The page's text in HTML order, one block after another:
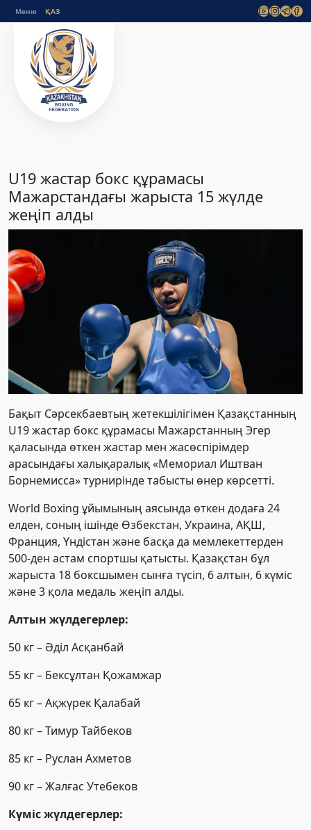
Меню
U19 жастар бокс құрамасы
Мажарстандағы жарыста 15 жүлде
жеңіп алды
Бақыт Сәрсекбаевтың жетекшілігімен Қазақстанның
U19 жастар бокс құрамасы Мажарстанның Эгер
қаласында өткен жастар мен жасөспірімдер
арасындағы халықаралық «Мемориал Иштван
Борнемисса» турнирінде табысты өнер көрсетті.
World Boxing ұйымының аясында өткен додаға 24
елден, соның ішінде Өзбекстан, Украина, АҚШ,
Франция, Үндістан және басқа да мемлекеттерден
500-ден астам спортшы қатысты. Қазақстан бұл
жарыста 18 боксшымен сынға түсіп, 6 алтын, 6 күміс
және 3 қола медаль жеңіп алды.
Алтын жүлдегерлер:
50 кг – Әділ Асқанбай
55 кг – Бексұлтан Қожамжар
65 кг – Ақжүрек Қалабай
80 кг – Тимур Тайбеков
85 кг – Руслан Ахметов
90 кг – Жалғас Утебеков
Күміс жүлдегерлер: